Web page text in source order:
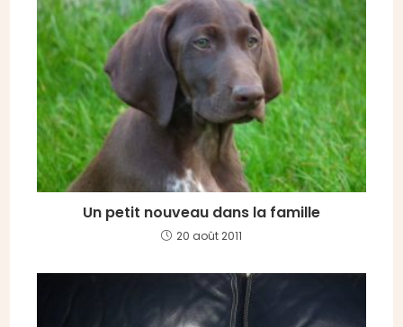
Un petit nouveau dans la famille
20 août 2011